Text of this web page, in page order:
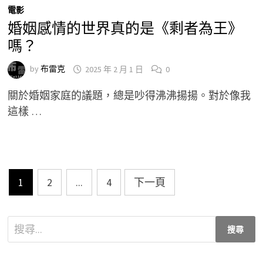
電影
婚姻感情的世界真的是《剩者為王》
嗎？
by 布雷克 2025 年 2 月 1 日 0
關於婚姻家庭的議題，總是吵得沸沸揚揚。對於像我
這樣 …
文
章
分
頁
1 2 ... 4 下一頁
搜
尋